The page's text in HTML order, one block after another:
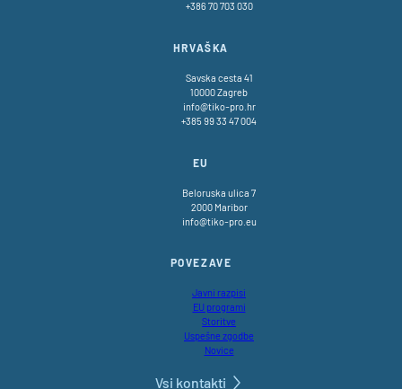
+386 70 703 030
HRVAŠKA
Savska cesta 41
10000 Zagreb
info@tiko-pro.hr
+385 99 33 47 004
EU
Beloruska ulica 7
2000 Maribor
info@tiko-pro.eu
POVEZAVE
Javni razpisi
EU programi
Storitve
Uspešne zgodbe
Novice
Vsi kontakti